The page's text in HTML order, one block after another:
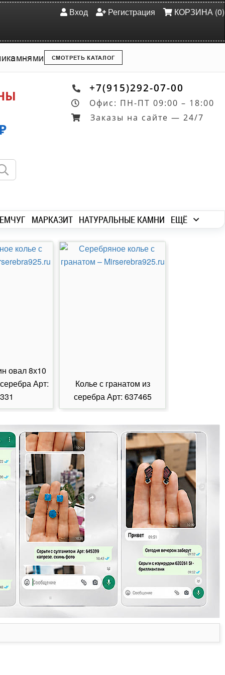
Вход Регистрация КОРЗИНА (0)
камнями СМОТРЕТЬ КАТАЛОГ
+7(915)292-07-00
Офис: ПН-ПТ 09:00 – 18:00
Заказы на сайте — 24/7
МАРКАЗИТ НАТУРАЛЬНЫЕ КАМНИ ЕЩЁ
овал 8х10
Арт:
Колье с гранатом из
серебра Арт: 637465